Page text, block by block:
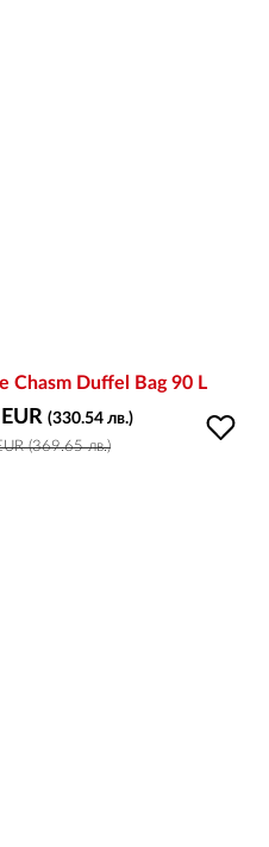
Chasm Duffel Bag 90 L
(330.54 лв.)
(369.65 лв.)